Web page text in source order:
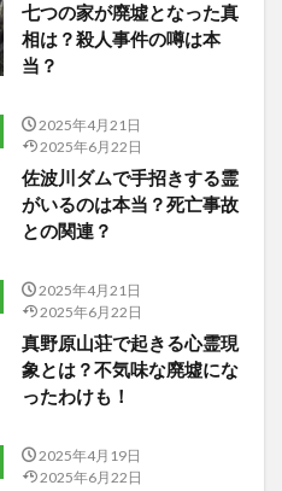
七つの家が廃墟となった真
相は？殺人事件の噂は本
当？
2025年4月21日
2025年6月22日
佐波川ダムで手招きする霊
がいるのは本当？死亡事故
との関連？
2025年4月21日
2025年6月22日
真野原山荘で起きる心霊現
象とは？不気味な廃墟にな
ったわけも！
2025年4月19日
2025年6月22日